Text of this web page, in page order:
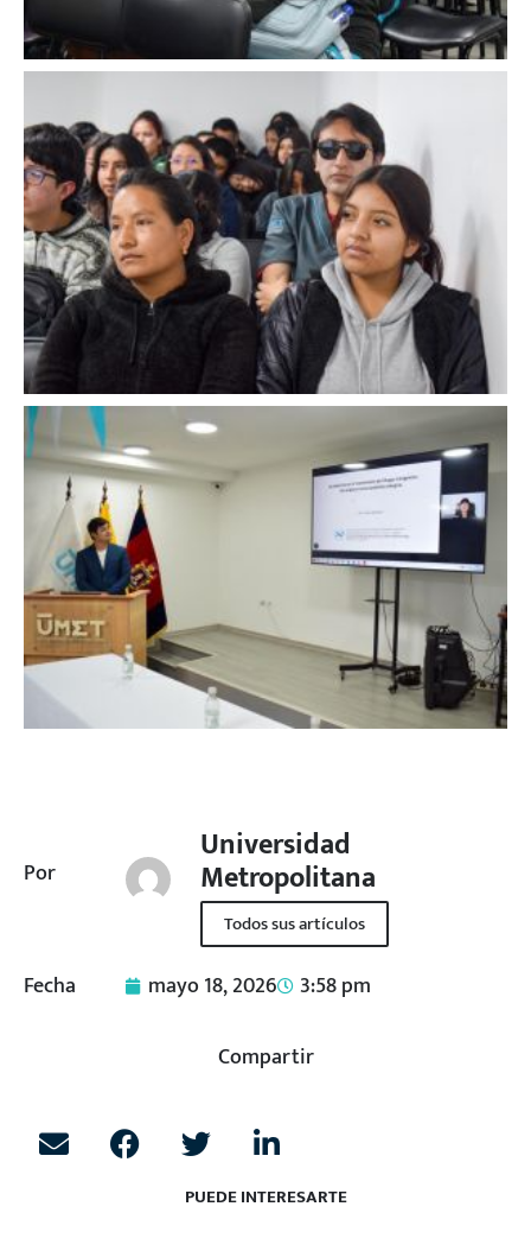
Por
Universidad
Metropolitana
Todos sus artículos
Fecha mayo 18, 2026 3:58 pm
Compartir
PUEDE INTERESARTE